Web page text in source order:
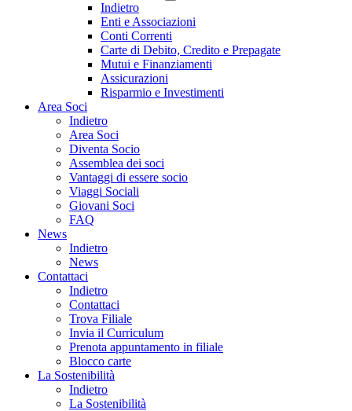
Indietro
Enti e Associazioni
Conti Correnti
Carte di Debito, Credito e Prepagate
Mutui e Finanziamenti
Assicurazioni
Risparmio e Investimenti
Area Soci
Indietro
Area Soci
Diventa Socio
Assemblea dei soci
Vantaggi di essere socio
Viaggi Sociali
Giovani Soci
FAQ
News
Indietro
News
Contattaci
Indietro
Contattaci
Trova Filiale
Invia il Curriculum
Prenota appuntamento in filiale
Blocco carte
La Sostenibilità
Indietro
La Sostenibilità